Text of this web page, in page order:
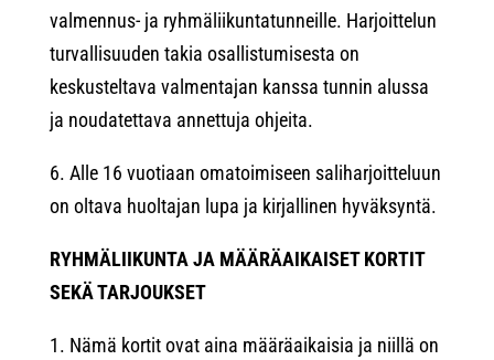
valmennus- ja ryhmäliikuntatunneille. Harjoittelun
turvallisuuden takia osallistumisesta on
keskusteltava valmentajan kanssa tunnin alussa
ja noudatettava annettuja ohjeita.
6. Alle 16 vuotiaan omatoimiseen saliharjoitteluun
on oltava huoltajan lupa ja kirjallinen hyväksyntä.
RYHMÄLIIKUNTA JA MÄÄRÄAIKAISET KORTIT
SEKÄ TARJOUKSET
1. Nämä kortit ovat aina määräaikaisia ja niillä on